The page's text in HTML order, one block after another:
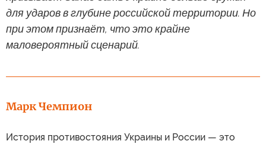
для ударов в глубине российской территории. Но
при этом признаёт, что это крайне
маловероятный сценарий.
Марк Чемпион
История противостояния Украины и России — это